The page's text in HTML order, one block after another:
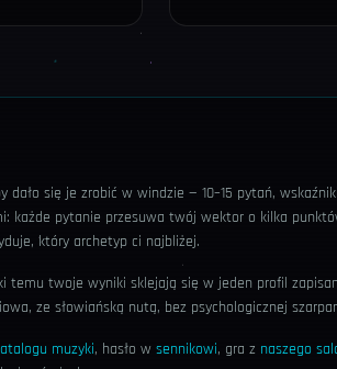
się je zrobić w windzie — 10–15 pytań,
każde pytanie przesuwa twój wektor o kilka
który archetyp ci najbliżej.
twoje wyniki sklejają się w jeden profil
ze słowiańską nutą, bez psychologicznej
muzyki, hasło w sennikowi, gra z naszego